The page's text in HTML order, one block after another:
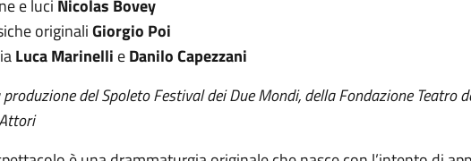
e luci Nicolas Bovey
originaliGiorgio Poi
Luca Marinelli eDanilo Capezzani
produzione del Spoleto Festival dei Due Mondi, della Fondazione Teatro